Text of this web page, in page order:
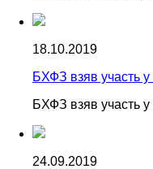
18.10.2019
БХФЗ взяв участь
БХФЗ взяв участь
24.09.2019